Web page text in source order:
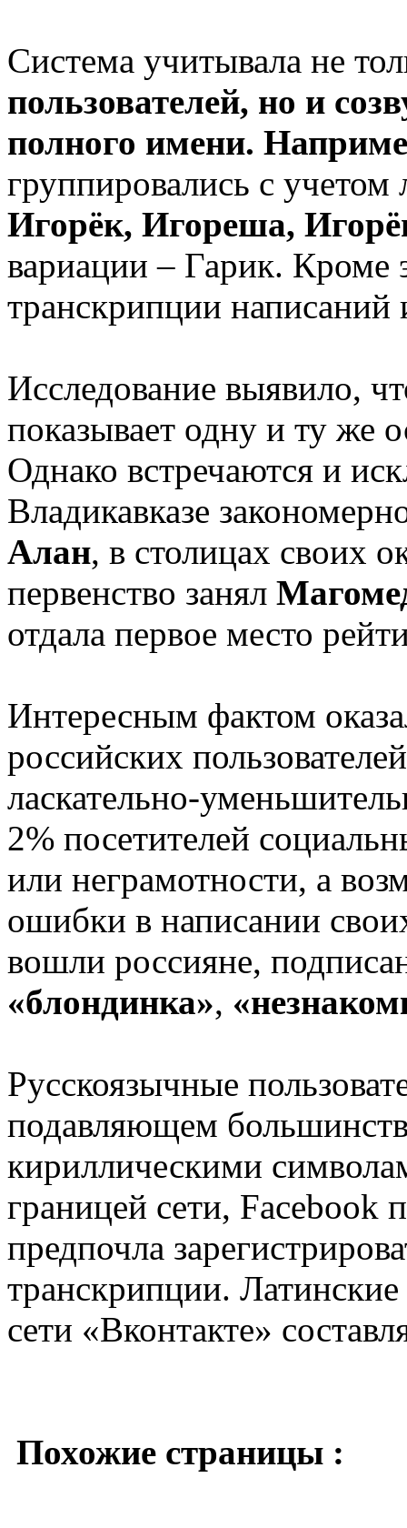
Система учитывала не
пользователей, но и
полного имени.
группировались с
Игорёк, Игореша,
вариации – Гарик. Кроме
транскрипции написаний
Исследование выявило,
показывает одну и ту же
Однако встречаются и
Владикавказе
Алан, в столицах своих
первенство занял
отдала первое место
Интересным фактом
российских
ласкательно-
2% посетителей
или неграмотности, а
ошибки в написании
вошли россияне,
«блондинка»,
Русскоязычные
подавляющем
кириллическими
границей сети, Facebook
предпочла
транскрипции.
сети «Вконтакте»
Похожие страницы :